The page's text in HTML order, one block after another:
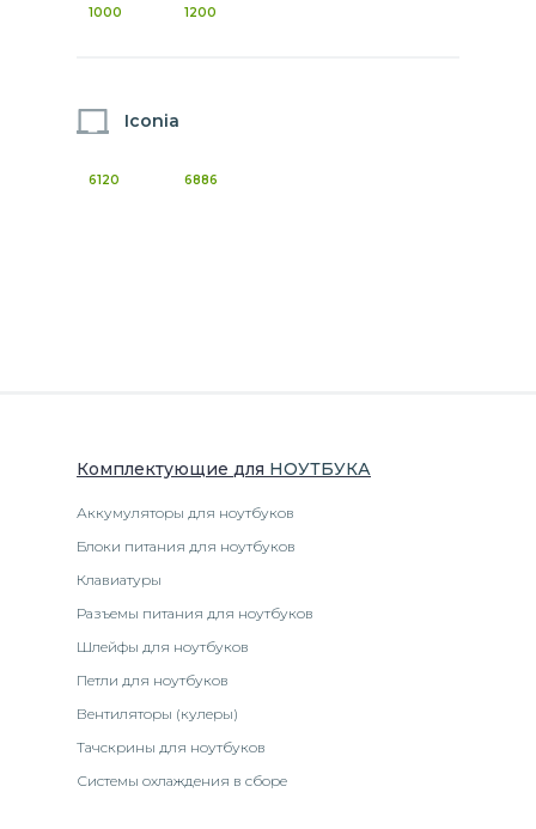
1000 1200
Iconia
6120 6886
Комплектующие для НОУТБУКА
Аккумуляторы для ноутбуков
Блоки питания для ноутбуков
Клавиатуры
Разъемы питания для ноутбуков
Шлейфы для ноутбуков
Петли для ноутбуков
Вентиляторы (кулеры)
Тачскрины для ноутбуков
Системы охлаждения в сборе